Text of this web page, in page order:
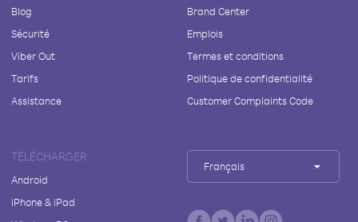
Blog
Sécurité
Viber Out
Tarifs
Assistance
Brand Center
Emplois
Termes et conditions
Politique de confidentialité
Customer Complaints Code
TÉLÉCHARGER
Android
iPhone & iPad
Français